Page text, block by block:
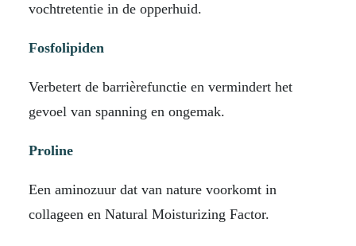
vochtretentie in de opperhuid.
Fosfolipiden
Verbetert de barrièrefunctie en vermindert het
gevoel van spanning en ongemak.
Proline
Een aminozuur dat van nature voorkomt in
collageen en Natural Moisturizing Factor.